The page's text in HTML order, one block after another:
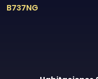
B737NG